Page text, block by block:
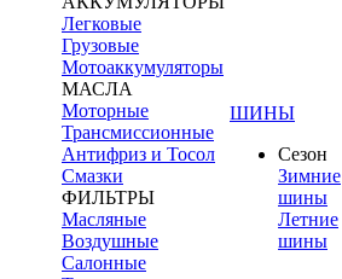
Легковые
Грузовые
Мотоаккумуляторы
МАСЛА
Моторные
Трансмиссионные
Антифриз и Тосол
Смазки
ФИЛЬТРЫ
Масляные
Воздушные
Салонные
ШИНЫ
Сезон
Зимние
шины
Летние
шины